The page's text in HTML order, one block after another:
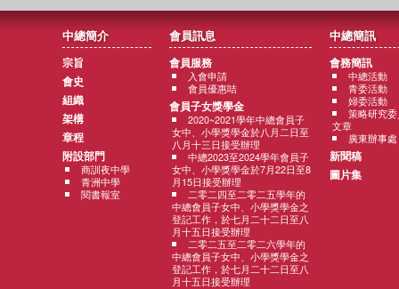
中總簡介
宗旨
會史
組織
架構
章程
附設部門
商訓夜中學
青洲中學
閱書報室
會員訊息
會員服務
入會申請
會員優惠咭
會員子女獎學金
2020~2021學年中總會員子
女中、小學獎學金於八月二日至
八月十三日接受辦理
中總2023至2024學年會員子
女中、小學獎學金於7月22日至8
月15日接受辦理
二零二四至二零二五學年的
中總會員子女中、小學獎學金之
登記工作，於七月二十二日至八
月十五日接受辦理
二零二五至二零二六學年的
中總會員子女中、小學獎學金之
登記工作，於七月二十二日至八
月十五日接受辦理
中總簡訊
會務簡訊
中總活動
青委活動
婦委活動
策略研究
文章
廣東辦事處
新聞稿
圖片集